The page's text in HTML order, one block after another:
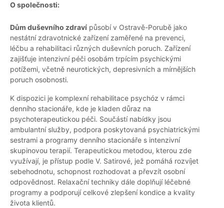
O společnosti:
Dům duševního zdraví působí v Ostravě-Porubě jako
nestátní zdravotnické zařízení zaměřené na prevenci,
léčbu a rehabilitaci různých duševních poruch. Zařízení
zajišťuje intenzivní péči osobám trpícím psychickými
potížemi, včetně neurotických, depresivních a mírnějších
poruch osobnosti.
K dispozici je komplexní rehabilitace psychóz v rámci
denního stacionáře, kde je kladen důraz na
psychoterapeutickou péči. Součástí nabídky jsou
ambulantní služby, podpora poskytovaná psychiatrickými
sestrami a programy denního stacionáře s intenzivní
skupinovou terapií. Terapeutickou metodou, kterou zde
využívají, je přístup podle V. Satirové, jež pomáhá rozvíjet
sebehodnotu, schopnost rozhodovat a převzít osobní
odpovědnost. Relaxační techniky dále doplňují léčebné
programy a podporují celkové zlepšení kondice a kvality
života klientů.